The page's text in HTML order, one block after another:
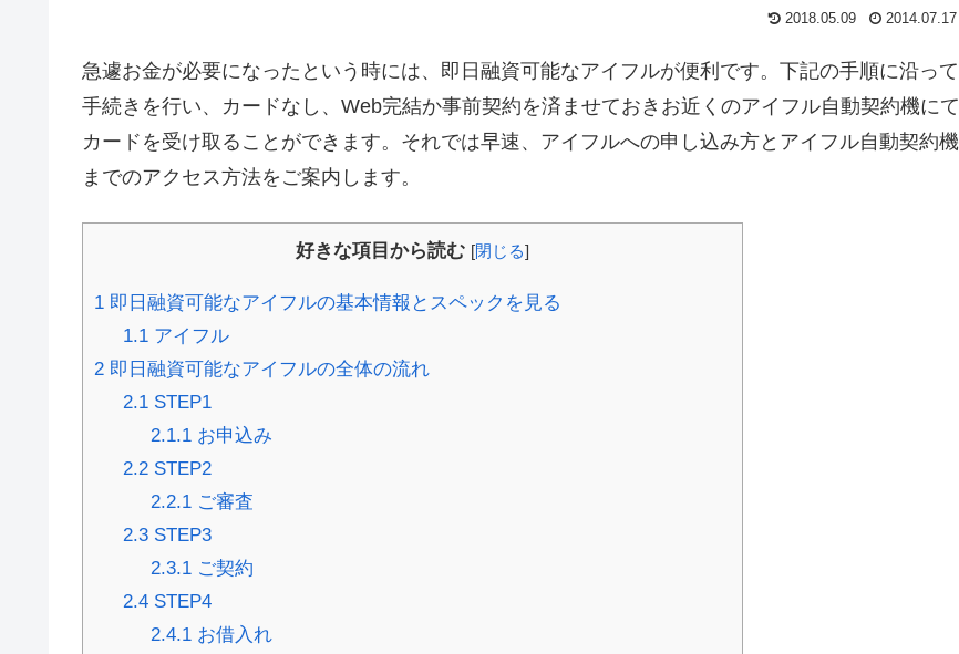
2018.05.09 2014.07.17
急遽お金が必要になったという時には、即日融資可能なアイフルが便利です。下記の手順に沿って
手続きを行い、カードなし、Web完結か事前契約を済ませておきお近くのアイフル自動契約機にて
カードを受け取ることができます。それでは早速、アイフルへの申し込み方とアイフル自動契約機
までのアクセス方法をご案内します。
好きな項目から読む [閉じる]
1 即日融資可能なアイフルの基本情報とスペックを見る
1.1アイフル
2 即日融資可能なアイフルの全体の流れ
2.1STEP1
2.1.1 お申込み
2.2STEP2
2.2.1 ご審査
2.3STEP3
2.3.1 ご契約
2.4STEP4
2.4.1 お借入れ